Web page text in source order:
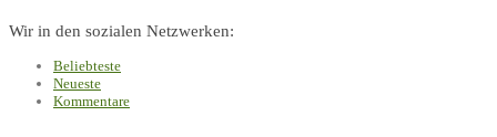
Wir in den sozialen Netzwerken:
Beliebteste
Neueste
Kommentare